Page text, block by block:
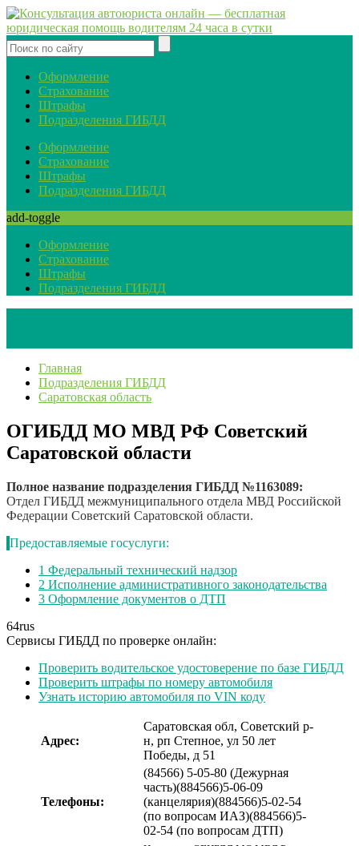
Оформление
Страхование
Штрафы
Подразделения ГИБДД
Оформление
Страхование
Штрафы
Подразделения ГИБДД
add-toggle
Оформление
Страхование
Штрафы
Подразделения ГИБДД
Главная
Подразделения ГИБДД
Саратовская область
ОГИБДД МО МВД РФ Советский
Саратовской области
Полное название подразделения ГИБДД №1163089:
Отдел ГИБДД межмуниципального отдела МВД Российской
Федерации Советский Саратовской области.
Предоставляемые госуслуги:
1 Федеральный технический надзор
2 Исполнение административного законодательства
3 Оформление документов о ДТП
64rus
Сервисы ГИБДД по проверке онлайн:
Проверить водительское удостоверение по базе ГИБДД
Проверить штрафы по номеру автомобиля
Узнать историю автомобиля по VIN коду
Адрес:
Саратовская обл, Советский р-
н, рп Степное, ул 50 лет
Победы, д 51
Телефоны:
(84566) 5-05-80 (Дежурная
часть)(884566)5-06-09
(канцелярия)(884566)5-02-54
(по вопросам ИАЗ)(884566)5-
02-54 (по вопросам ДТП)